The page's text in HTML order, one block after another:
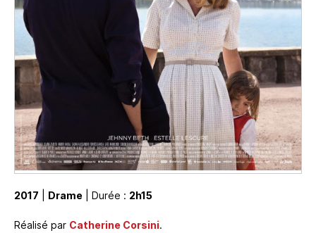
2017 Drame | Durée : 2h15
Réalisé par Catherine Corsini.